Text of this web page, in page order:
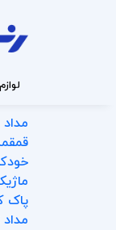
مداد
پاک